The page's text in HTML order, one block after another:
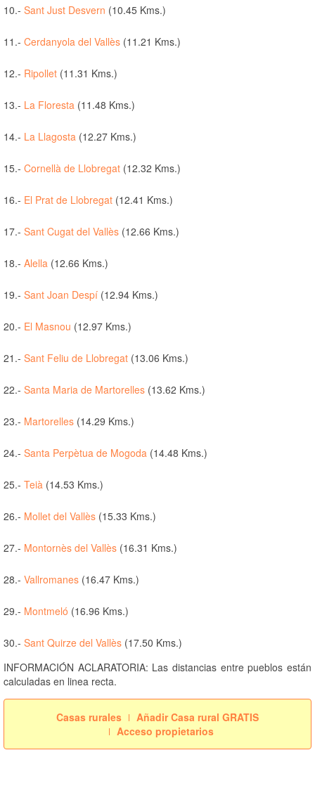
10.- Sant Just Desvern (10.45 Kms.)
11.- Cerdanyola del Vallès (11.21 Kms.)
12.- Ripollet (11.31 Kms.)
13.- La Floresta (11.48 Kms.)
14.- La Llagosta (12.27 Kms.)
15.- Cornellà de Llobregat (12.32 Kms.)
16.- El Prat de Llobregat (12.41 Kms.)
17.- Sant Cugat del Vallès (12.66 Kms.)
18.- Alella (12.66 Kms.)
19.- Sant Joan Despí (12.94 Kms.)
20.- El Masnou (12.97 Kms.)
21.- Sant Feliu de Llobregat (13.06 Kms.)
22.- Santa Maria de Martorelles (13.62 Kms.)
23.- Martorelles (14.29 Kms.)
24.- Santa Perpètua de Mogoda (14.48 Kms.)
25.- Teià (14.53 Kms.)
26.- Mollet del Vallès (15.33 Kms.)
27.- Montornès del Vallès (16.31 Kms.)
28.- Vallromanes (16.47 Kms.)
29.- Montmeló (16.96 Kms.)
30.- Sant Quirze del Vallès (17.50 Kms.)
INFORMACIÓN ACLARATORIA: Las distancias entre pueblos están
calculadas en linea recta.
Casas rurales
Añadir Casa rural GRATIS
Acceso propietarios